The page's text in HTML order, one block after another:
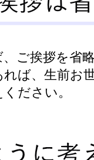
ご挨拶を省
ば、生前お
ださい。